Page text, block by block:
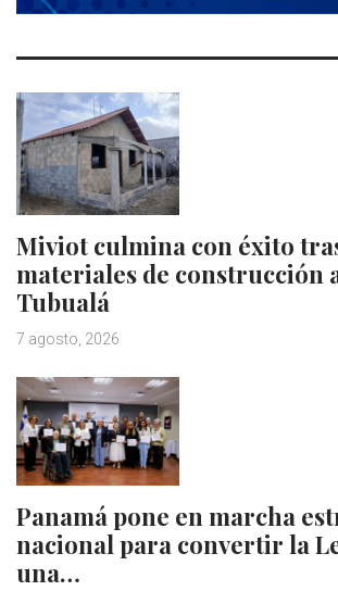
Miviot culmina con éxito
materiales de construcción
Tubualá
7 agosto, 2026
Panamá pone en marcha
nacional para convertir la
una…